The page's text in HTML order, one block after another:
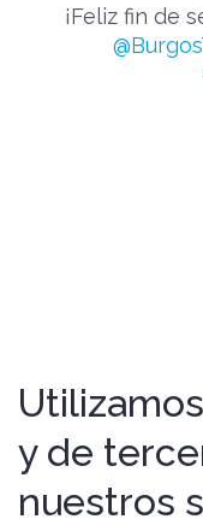
¡Feliz fin de
y de
nuestros